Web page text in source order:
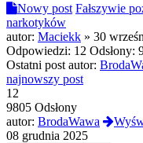
Nowy post Fałszywie
narkotyków
autor: Maciekk » 30
Odpowiedzi: 12 Odsłony:
Ostatni post autor:
najnowszy post
12
9805 Odsłony
autor: BrodaWawa
08 grudnia 2025